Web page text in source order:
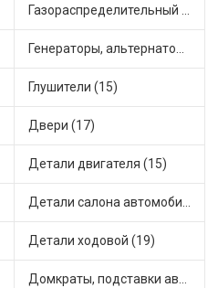
Газораспределительный механизм (2)
Генераторы, альтернаторы и комплектующие (48)
Глушители (15)
Двери (17)
Детали двигателя (15)
Детали салона автомобиля (47)
Детали ходовой (19)
Домкраты, подставки автомобильные (1)